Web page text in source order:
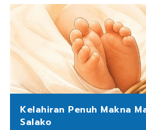
Kelahiran Penuh Makna
Salako